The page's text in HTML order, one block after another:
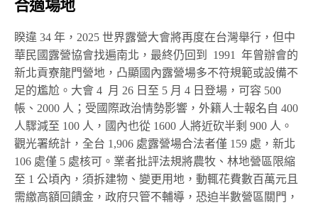
合適場地
睽違 34 年，2025 世界露營大會將再度在台灣舉行，但中
華民國露營協會找遍南北，最終仍回到 1991 年曾辦會的
新北貢寮龍門營地，凸顯國內露營場多不符規範或設備不
足的尷尬。大會 4 月 26 日至 5 月 4 日登場，可容 500
帳、2000 人；受國際政治情勢影響，外籍人士報名自 400
人驟減至 100 人，國內也從 1600 人將近砍半剩 900 人。
觀光署統計，全台 1,906 處露營場合法者僅 159 處，新北
106 處僅 5 處核可。業者批評法規將農牧、林地營區限縮
至 1 公頃內，須拆建物、變更用地，動輒花費數百萬元且
需繳高額回饋金，政府只管不輔導，恐迫半數營區關門，